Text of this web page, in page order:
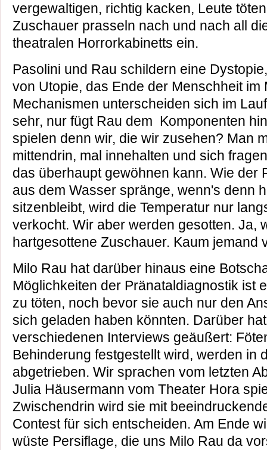
vergewaltigen, richtig kacken, Leute
Zuschauer prasseln nach und nach all
theatralen Horrorkabinetts ein.
Pasolini und Rau schildern eine
von Utopie, das Ende der Menschheit im
Mechanismen unterscheiden sich im
sehr, nur fügt Rau dem Komponenten
spielen denn wir, die wir zusehen? Man
mittendrin, mal innehalten und sich
das überhaupt gewöhnen kann. Wie der
aus dem Wasser spränge, wenn's denn
sitzenbleibt, wird die Temperatur nur
verkocht. Wir aber werden gesotten. Ja,
hartgesottene Zuschauer. Kaum jemand
Milo Rau hat darüber hinaus eine
Möglichkeiten der Pränataldiagnostik ist
zu töten, noch bevor sie auch nur den
sich geladen haben könnten. Darüber
verschiedenen Interviews geäußert:
Behinderung festgestellt wird, werden in
abgetrieben. Wir sprachen vom letzten
Julia Häusermann vom Theater Hora
Zwischendrin wird sie mit
Contest für sich entscheiden. Am Ende
wüste Persiflage, die uns Milo Rau da